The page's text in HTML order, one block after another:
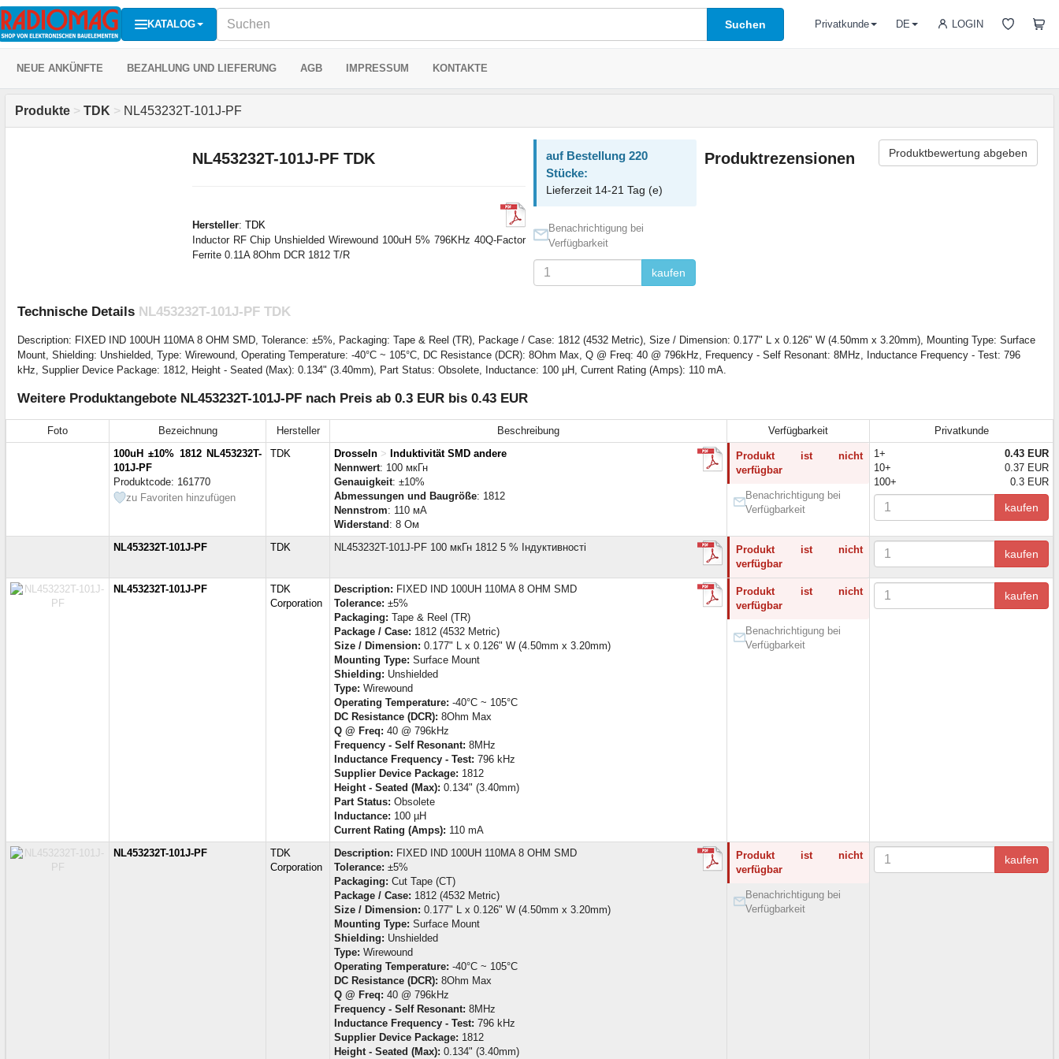
KATALOG Suchen LOGIN
Privatkunde DE
NEUE ANKÜNFTE BEZAHLUNG UND LIEFERUNG AGB IMPRESSUM KONTAKTE
Produkte > TDK > NL453232T-101J-PF
NL453232T-101J-PF TDK
Hersteller: TDK
Inductor RF Chip Unshielded Wirewound 100uH 5% 796KHz 40Q-Factor
Ferrite 0.11A 8Ohm DCR 1812 T/R
auf Bestellung 220
Stücke:
Lieferzeit 14-21 Tag (e)
Benachrichtigung bei
Verfügbarkeit
kaufen
Produktrezensionen Produktbewertung abgeben
Technische Details NL453232T-101J-PF TDK
Description: FIXED IND 100UH 110MA 8 OHM SMD, Tolerance: ±5%, Packaging: Tape & Reel (TR), Package / Case: 1812 (4532 Metric), Size / Dimension: 0.177" L x 0.126" W (4.50mm x 3.20mm), Mounting Type: Surface
Mount, Shielding: Unshielded, Type: Wirewound, Operating Temperature: -40°C ~ 105°C, DC Resistance (DCR): 8Ohm Max, Q @ Freq: 40 @ 796kHz, Frequency - Self Resonant: 8MHz, Inductance Frequency - Test: 796
kHz, Supplier Device Package: 1812, Height - Seated (Max): 0.134" (3.40mm), Part Status: Obsolete, Inductance: 100 µH, Current Rating (Amps): 110 mA.
Weitere Produktangebote NL453232T-101J-PF nach Preis ab 0.3 EUR bis 0.43 EUR
Foto Bezeichnung Hersteller Beschreibung Verfügbarkeit
Privatkunde
100uH ±10% 1812 NL453232T-
101J-PF
Produktcode: 161770
zu Favoriten hinzufügen
TDK Drosseln > Induktivität SMD andere
Nennwert: 100 мкГн
Genauigkeit: ±10%
Abmessungen und Baugröße: 1812
Nennstrom: 110 мА
Widerstand : 8 Ом
Produkt ist nicht
verfügbar
Benachrichtigung bei
Verfügbarkeit
1+
0.43 EUR
10+
0.37 EUR
100+
0.3 EUR
kaufen
NL453232T-101J-PF TDK NL453232T-101J-PF 100 мкГн 1812 5 % Індуктивності
Produkt ist nicht
verfügbar
kaufen
NL453232T-101J-PF
TDK
Corporation
Description: FIXED IND 100UH 110MA 8 OHM SMD
Tolerance: ±5%
Packaging: Tape & Reel (TR)
Package / Case: 1812 (4532 Metric)
Size / Dimension: 0.177" L x 0.126" W (4.50mm x 3.20mm)
Mounting Type: Surface Mount
Shielding: Unshielded
Type: Wirewound
Operating Temperature: -40°C ~ 105°C
DC Resistance (DCR): 8Ohm Max
Q @ Freq: 40 @ 796kHz
Frequency - Self Resonant: 8MHz
Inductance Frequency - Test: 796 kHz
Supplier Device Package: 1812
Height - Seated (Max): 0.134" (3.40mm)
Part Status: Obsolete
Inductance: 100 µH
Current Rating (Amps): 110 mA
Produkt ist nicht
verfügbar
Benachrichtigung bei
Verfügbarkeit
kaufen
NL453232T-101J-PF
TDK
Corporation
Description: FIXED IND 100UH 110MA 8 OHM SMD
Tolerance: ±5%
Packaging: Cut Tape (CT)
Package / Case: 1812 (4532 Metric)
Size / Dimension: 0.177" L x 0.126" W (4.50mm x 3.20mm)
Mounting Type: Surface Mount
Shielding: Unshielded
Type: Wirewound
Operating Temperature: -40°C ~ 105°C
DC Resistance (DCR): 8Ohm Max
Q @ Freq: 40 @ 796kHz
Frequency - Self Resonant: 8MHz
Inductance Frequency - Test: 796 kHz
Supplier Device Package: 1812
Height - Seated (Max): 0.134" (3.40mm)
Produkt ist nicht
verfügbar
Benachrichtigung bei
Verfügbarkeit
kaufen